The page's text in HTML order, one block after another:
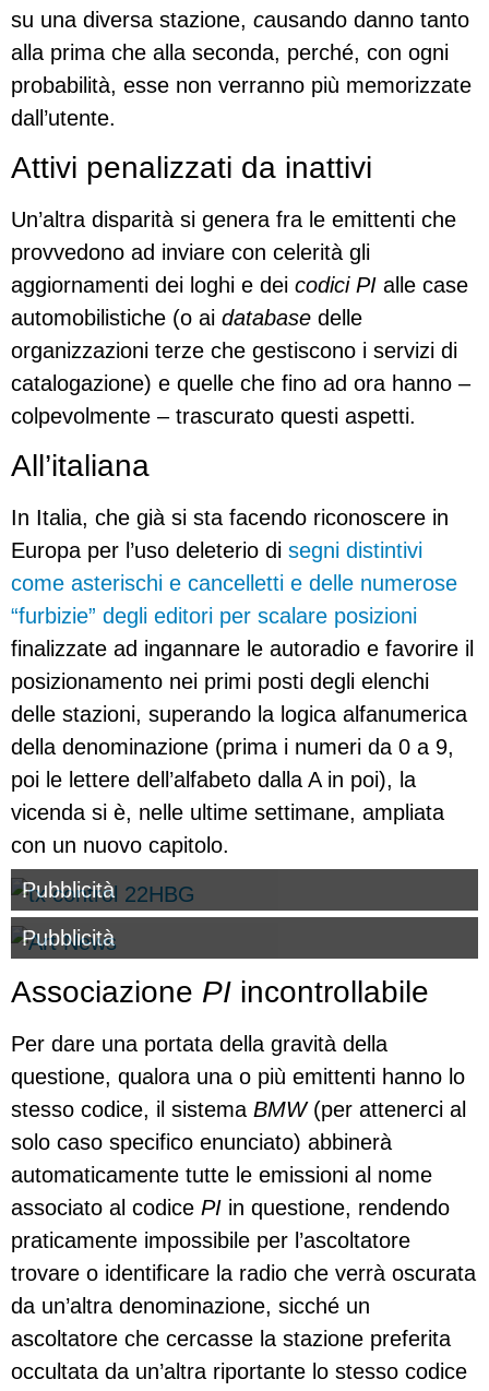
su una diversa stazione, causando danno tanto
alla prima che alla seconda, perché, con ogni
probabilità, esse non verranno più memorizzate
dall’utente.
Attivi penalizzati da inattivi
Un’altra disparità si genera fra le emittenti che
provvedono ad inviare con celerità gli
aggiornamenti dei loghi e dei codici PI alle case
automobilistiche (o ai database delle
organizzazioni terze che gestiscono i servizi di
catalogazione) e quelle che fino ad ora hanno –
colpevolmente – trascurato questi aspetti.
All’italiana
In Italia, che già si sta facendo riconoscere in
Europa per l’uso deleterio di segni distintivi
come asterischi e cancelletti e delle numerose
“furbizie” degli editori per scalare posizioni
finalizzate ad ingannare le autoradio e favorire il
posizionamento nei primi posti degli elenchi
delle stazioni, superando la logica alfanumerica
della denominazione (prima i numeri da 0 a 9,
poi le lettere dell’alfabeto dalla A in poi), la
vicenda si è, nelle ultime settimane, ampliata
con un nuovo capitolo.
Pubblicità
Pubblicità
Associazione PI incontrollabile
Per dare una portata della gravità della
questione, qualora una o più emittenti hanno lo
stesso codice, il sistema BMW(per attenerci al
solo caso specifico enunciato) abbinerà
automaticamente tutte le emissioni al nome
associato al codice PI in questione, rendendo
praticamente impossibile per l’ascoltatore
trovare o identificare la radio che verrà oscurata
da un’altra denominazione, sicché un
ascoltatore che cercasse la stazione preferita
occultata da un’altra riportante lo stesso codice